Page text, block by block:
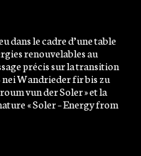
dans le cadre d’une table
renouvelables au
précis sur la transition
nei Wandrieder fir bis zu
vun der Soler » et la
« Soler – Energy from